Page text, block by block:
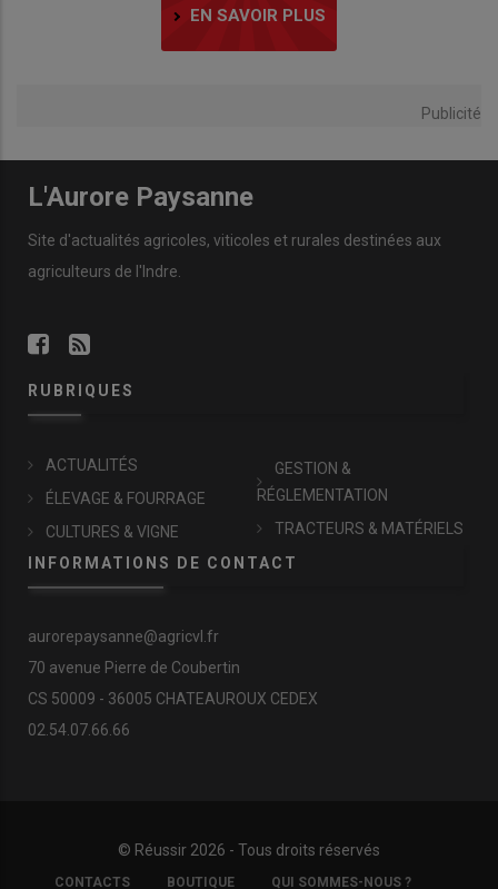
EN SAVOIR PLUS
Publicité
L'Aurore Paysanne
Site d'actualités agricoles, viticoles et rurales destinées aux
agriculteurs de l'Indre.
RUBRIQUES
ACTUALITÉS
ÉLEVAGE & FOURRAGE
CULTURES & VIGNE
GESTION &
RÉGLEMENTATION
TRACTEURS & MATÉRIELS
INFORMATIONS DE CONTACT
aurorepaysanne@agricvl.fr
70 avenue Pierre de Coubertin
CS 50009 - 36005 CHATEAUROUX CEDEX
02.54.07.66.66
© Réussir 2026 - Tous droits réservés
FOOTER
CONTACTS BOUTIQUE QUI SOMMES-NOUS ?